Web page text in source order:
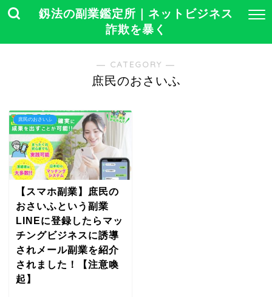
釼法の副業鑑定所｜ネットビジネス
詐欺を暴く
― CATEGORY ―
庶民のおさいふ
庶民のおさいふ
【スマホ副業】庶民の
おさいふという副業
LINEに登録したらマッ
チングビジネスに誘導
されメール副業を紹介
されました！【注意喚
起】